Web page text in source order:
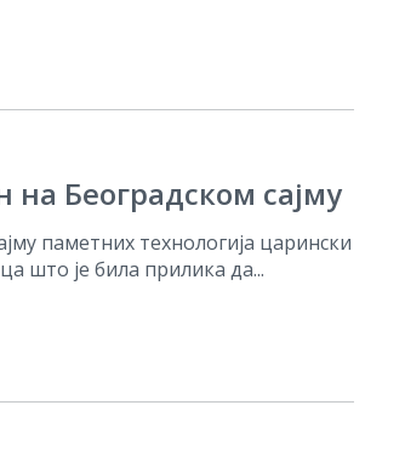
Београдском сајму
паметних технологија царински
што је била прилика да...